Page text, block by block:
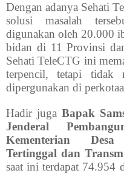
Dengan adanya Sehati
solusi masalah
digunakan oleh 20.000
bidan di 11 Provinsi
Sehati TeleCTG ini
terpencil, tetapi tidak
dipergunakan di
Hadir juga Bapak
Jenderal
Kementerian
Tertinggal dan
saat ini terdapat 74.954